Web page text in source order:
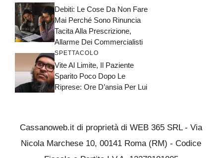
Debiti: Le Cose Da Non Fare
Mai Perché Sono Rinuncia
Tacita Alla Prescrizione,
Allarme Dei Commercialisti
SPETTACOLO
Vite Al Limite, Il Paziente
Sparito Poco Dopo Le
Riprese: Ore D’ansia Per Lui
Cassanoweb.it di proprietà di WEB 365 SRL - Via
Nicola Marchese 10, 00141 Roma (RM) - Codice